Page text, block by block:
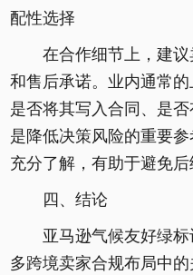
配性选择
在合作细节上，建
和售后承诺。业内通常
是否将其写入合同、是
是降低决策风险的重要
充分了解，有助于避免
四、结论
亚马逊气候友好绿
多跨境卖家合规布局中